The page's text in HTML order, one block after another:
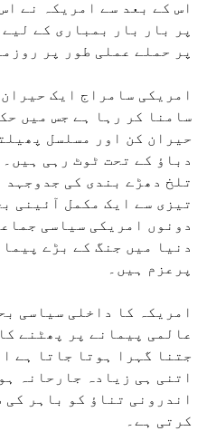
اس کے بعد سے امریکہ نے
پر بار بار بمباری کے
پر حملے عملی طور پر
امریکی سامراج ایک
سامنا کر رہا ہے جس میں
حیران کن اور مسلسل
دباؤ کے تحت ٹوٹ رہی
تلخ دھڑے بندی کی جدوجہد
تیزی سے ایک مکمل آئینی
دونوں امریکی سیاسی
دنیا میں جنگ کے بڑے
پرعزم ہیں۔
امریکہ کا داخلی سیاسی
عالمی پیمانے پر پھٹنے
جتنا گہرا ہوتا جاتا ہے
اتنی ہی زیادہ جارحانہ
اندرونی تناؤ کو باہر
کرتی ہے۔